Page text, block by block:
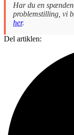
Har du en
problemstilling, vi
her.
Del artiklen: